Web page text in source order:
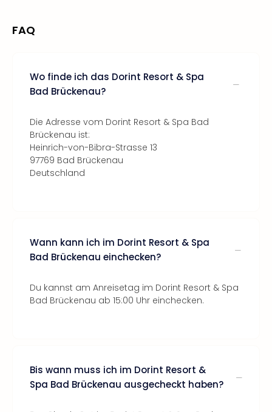
FAQ
Wo finde ich das Dorint Resort & Spa
Bad Brückenau?
Die Adresse vom Dorint Resort & Spa Bad
Brückenau ist:
Heinrich-von-Bibra-Strasse 13
97769 Bad Brückenau
Deutschland
Wann kann ich im Dorint Resort & Spa
Bad Brückenau einchecken?
Du kannst am Anreisetag im Dorint Resort & Spa
Bad Brückenau ab 15:00 Uhr einchecken.
Bis wann muss ich im Dorint Resort &
Spa Bad Brückenau ausgecheckt haben?